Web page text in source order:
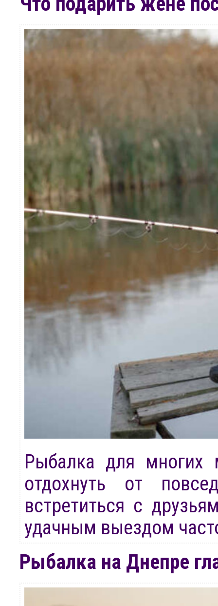
Рыбалка для многих
отдохнуть от
встретиться с
удачным выездом
Рыбалка на Днепре